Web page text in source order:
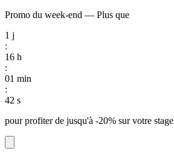
Promo du week-end — Plus que
1 j
:
16 h
:
01 min
:
41 s
pour profiter de jusqu'à -20% sur votre stage